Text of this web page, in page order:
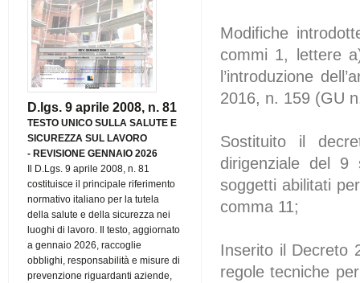
D.lgs. 9 aprile 2008, n. 81
TESTO UNICO SULLA SALUTE E
SICUREZZA SUL LAVORO
- REVISIONE GENNAIO 2026
Il D.Lgs. 9 aprile 2008, n. 81
costituisce il principale riferimento
normativo italiano per la tutela
della salute e della sicurezza nei
luoghi di lavoro. Il testo, aggiornato
a gennaio 2026, raccoglie
obblighi, responsabilità e misure di
prevenzione riguardanti aziende,
Modifiche
commi 1, lettere
l’introduzione
2016, n. 159 (GU
Sostituito il
dirigenziale del 9
soggetti abilitati
comma 11;
Inserito il Decreto
regole tecniche